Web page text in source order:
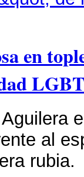
en
al
rubia.